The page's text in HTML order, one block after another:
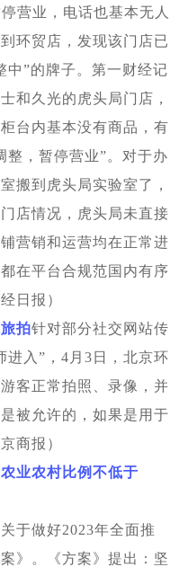
营业，电话也基本无人
环贸店，发现该门店已
中”的牌子。第一财经记
和久光的虎头局门店，
台内基本没有商品，有
整，暂停营业”。对于办
搬到虎头局实验室了，
店情况，虎头局未直接
营销和运营均在正常进
在平台合规范国内有序
日报）
拍针对部分社交网站传
进入”，4月3日，北京环
客正常拍照、录像，并
被允许的，如果是用于
商报）
业农村比例不低于
于做好2023年全面推
》。《方案》提出：坚